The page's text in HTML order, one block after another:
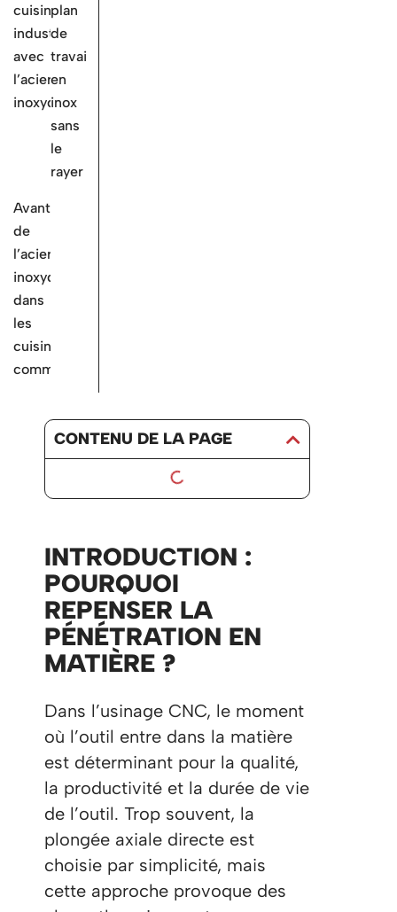
cuisines
industrielles
avec
l’acier
inoxydable?
plan
de
travail
en
inox
sans
le
rayer
Avantages
de
l’acier
inoxydable
dans
les
cuisines
commerciales
CONTENU DE LA PAGE
INTRODUCTION :
POURQUOI
REPENSER LA
PÉNÉTRATION EN
MATIÈRE ?
Dans l’usinage CNC, le moment
où l’outil entre dans la matière
est déterminant pour la qualité,
la productivité et la durée de vie
de l’outil. Trop souvent, la
plongée axiale directe est
choisie par simplicité, mais
cette approche provoque des